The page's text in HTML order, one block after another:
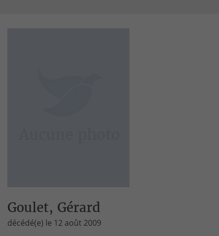
Goulet, Gérard
décédé(e) le 12 août 2009